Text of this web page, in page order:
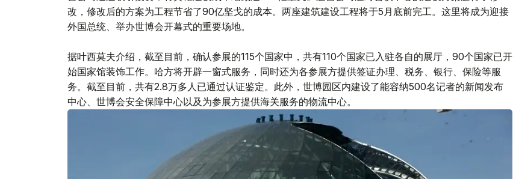
改，修改后的方案为工程节省了90亿坚戈的成本。两座建筑建设工程将于5月底前完工。这里将成为迎接
外国总统、举办世博会开幕式的重要场地。
据叶西莫夫介绍，截至目前，确认参展的115个国家中，共有110个国家已入驻各自的展厅，90个国家已开
始国家馆装饰工作。哈方将开辟一窗式服务，同时还为各参展方提供签证办理、税务、银行、保险等服
务。截至目前，共有2.8万多人已通过认证鉴定。此外，世博园区内建设了能容纳500名记者的新闻发布
中心、世博会安全保障中心以及为参展方提供海关服务的物流中心。